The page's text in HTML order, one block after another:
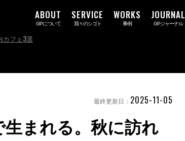
ABOUT
GPについて
SERVICE
我々のシゴト
WORKS
事例
JOURNAL
GPジャーナル
カフェ3選
まれる。秋に訪れ
最終更新日： 2025-11-05